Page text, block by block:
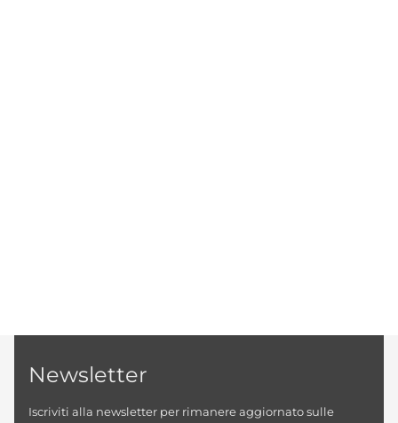
Newsletter
Iscriviti alla newsletter per rimanere aggiornato sulle